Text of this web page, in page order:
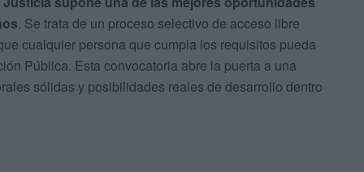
. Se trata de un proceso selectivo de acceso libre
cualquier persona que cumpla los requisitos pueda
Pública. Esta convocatoria abre la puerta a una
sólidas y posibilidades reales de desarrollo dentro